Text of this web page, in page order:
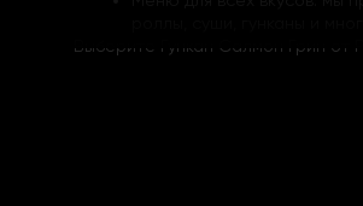
Выберите Гункан Салмон Грин от